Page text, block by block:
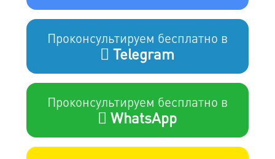
Проконсультируем бесплатно в
Telegram
Проконсультируем бесплатно в
WhatsApp